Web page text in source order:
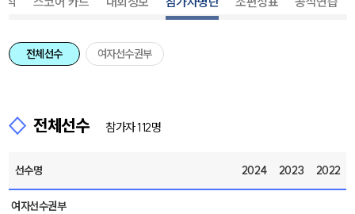
전체선수 여자선수권부
전체선수 참가자 112명
선수명 2024 2023 2022
여자선수권부